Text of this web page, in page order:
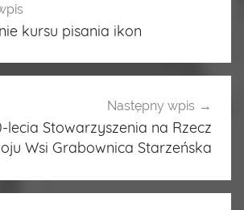
kursu pisania ikon
Następny wpis
lecia Stowarzyszenia na Rzecz
Wsi Grabownica Starzeńska